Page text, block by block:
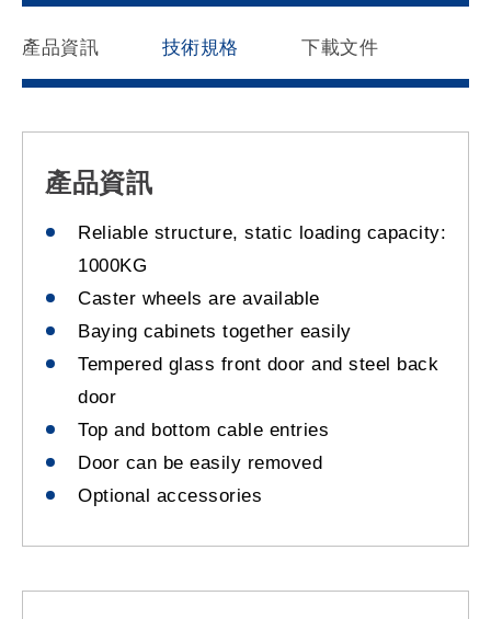
產品資訊 技術規格 下載文件
產品資訊
Reliable structure, static loading capacity:
1000KG
Caster wheels are available
Baying cabinets together easily
Tempered glass front door and steel back
door
Top and bottom cable entries
Door can be easily removed
Optional accessories